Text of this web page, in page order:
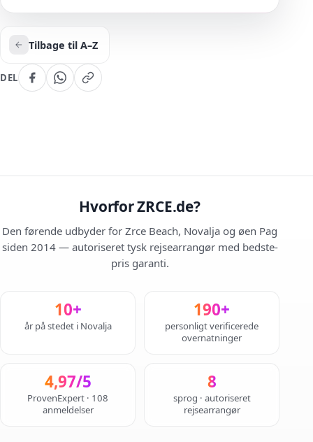
Tilbage til A–Z
DEL
Hvorfor ZRCE.de?
Den førende udbyder for Zrce Beach, Novalja og øen Pag
siden 2014 — autoriseret tysk rejsearrangør med bedste-
pris garanti.
10+
år på stedet i Novalja
190+
personligt verificerede
overnatninger
4,97/5
ProvenExpert · 108
anmeldelser
8
sprog · autoriseret
rejsearrangør